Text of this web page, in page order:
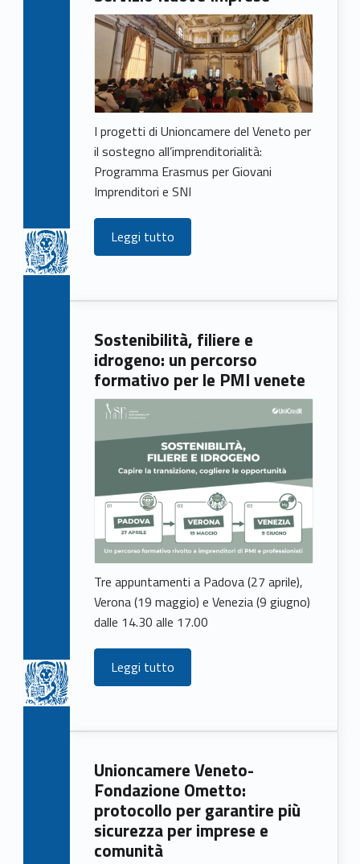
I progetti di Unioncamere del Veneto per
il sostegno all’imprenditorialità:
Programma Erasmus per Giovani
Imprenditori e SNI
Leggi tutto
Sostenibilità, filiere e
idrogeno: un percorso
formativo per le PMI venete
Tre appuntamenti a Padova (27 aprile),
Verona (19 maggio) e Venezia (9 giugno)
dalle 14.30 alle 17.00
Leggi tutto
Unioncamere Veneto-
Fondazione Ometto:
protocollo per garantire più
sicurezza per imprese e
comunità